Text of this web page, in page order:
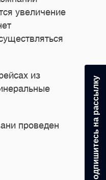
увеличение
из
проведен
Подпишитесь на рассылку